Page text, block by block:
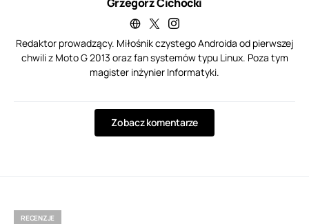
Grzegorz Cichocki
Redaktor prowadzący. Miłośnik czystego Androida od pierwszej
chwili z Moto G 2013 oraz fan systemów typu Linux. Poza tym
magister inżynier Informatyki.
Zobacz komentarze
RECENZJE